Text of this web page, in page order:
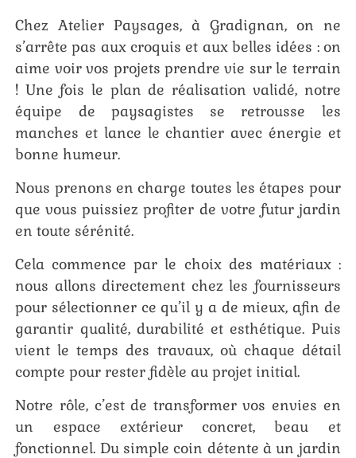
Chez Atelier Paysages, à Gradignan, on ne
s’arrête pas aux croquis et aux belles idées : on
aime voir vos projets prendre vie sur le terrain
! Une fois le plan de réalisation validé, notre
équipe de paysagistes se retrousse les
manches et lance le chantier avec énergie et
bonne humeur.
Nous prenons en charge toutes les étapes pour
que vous puissiez profiter de votre futur jardin
en toute sérénité.
Cela commence par le choix des matériaux :
nous allons directement chez les fournisseurs
pour sélectionner ce qu’il y a de mieux, afin de
garantir qualité, durabilité et esthétique. Puis
vient le temps des travaux, où chaque détail
compte pour rester fidèle au projet initial.
Notre rôle, c’est de transformer vos envies en
un espace extérieur concret, beau et
fonctionnel. Du simple coin détente à un jardin